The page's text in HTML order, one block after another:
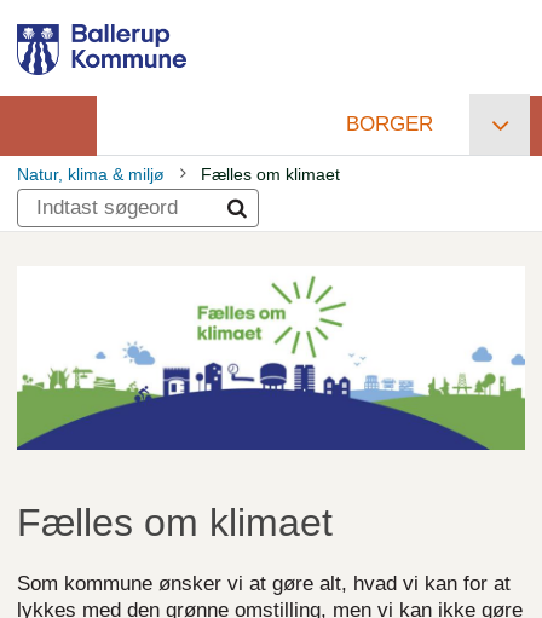
hovedindhold
Primær
navigation
BORGER
Brødkrumme
Natur, klima & miljø Fælles om klimaet
Fælles om klimaet
Som kommune ønsker vi at gøre alt, hvad vi kan for at
lykkes med den grønne omstilling, men vi kan ikke gøre